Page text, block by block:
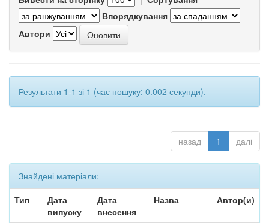
Впорядкування
Автори
Результати 1-1 зі 1 (час пошуку: 0.002 секунди).
назад 1 далі
Знайдені матеріали:
Тип
Дата
випуску
Дата
внесення
Назва Автор(и)